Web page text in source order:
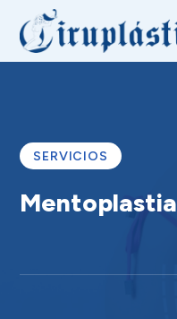
SERVICIOS
Mentoplastia